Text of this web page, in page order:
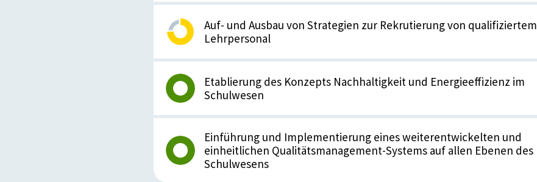
Auf- und Ausbau von Strategien zur Rekrutierung von qualifiziertem
Lehrpersonal
Etablierung des Konzepts Nachhaltigkeit und Energieeffizienz im
Schulwesen
Einführung und Implementierung eines weiterentwickelten und
einheitlichen Qualitätsmanagement-Systems auf allen Ebenen des
Schulwesens